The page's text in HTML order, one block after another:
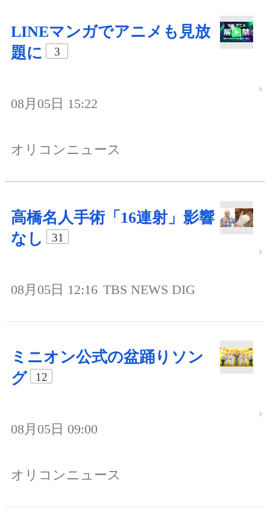
LINEマンガでアニメも見放
題に
3
08月05日 15:22
オリコンニュース
高橋名人手術「16連射」影響
なし
31
08月05日 12:16 TBS NEWS DIG
ミニオン公式の盆踊りソン
グ
12
08月05日 09:00
オリコンニュース